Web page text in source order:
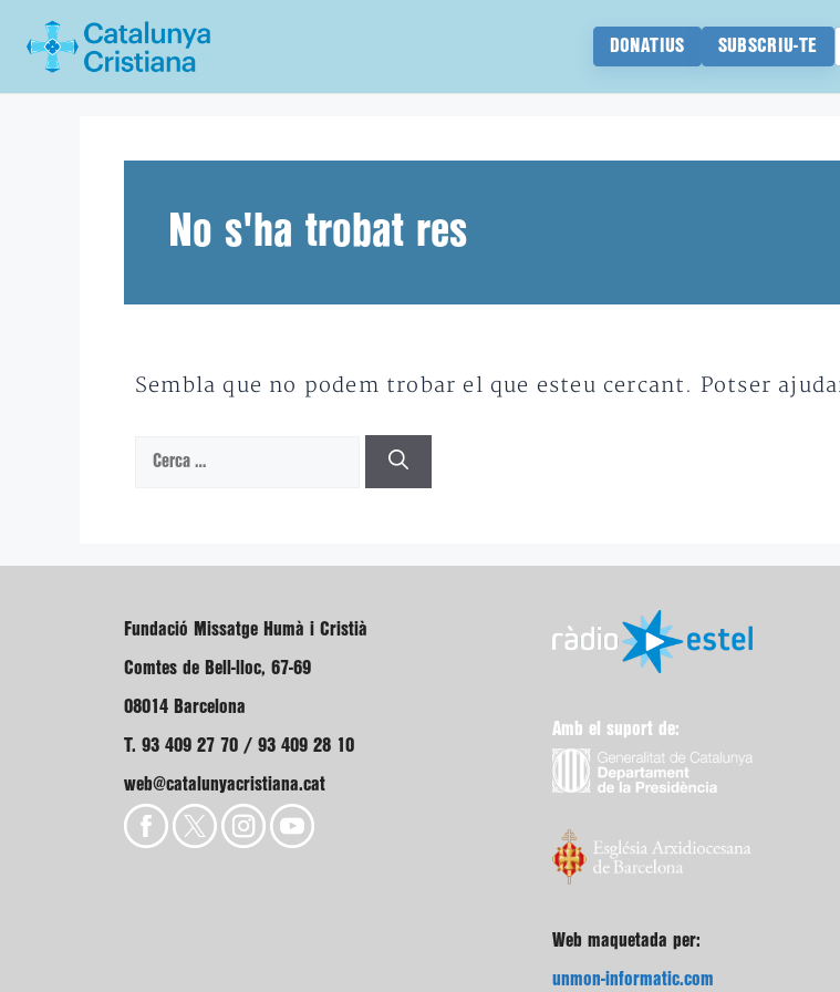
DONATIUS SUBSCRIU-TE
No s'ha trobat res
Sembla que no podem trobar el que esteu cercant. Potser
Cerca:
Fundació Missatge Humà i Cristià
Comtes de Bell-lloc, 67-69
08014 Barcelona
T. 93 409 27 70 / 93 409 28 10
web@catalunyacristiana.cat
Amb el suport de:
Web maquetada per:
unmon-informatic.com